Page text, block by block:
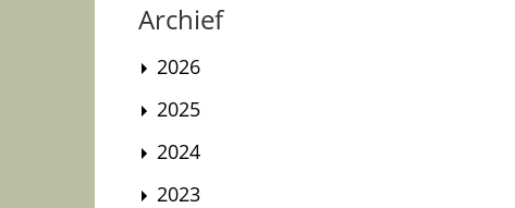
Archief
2026
2025
2024
2023